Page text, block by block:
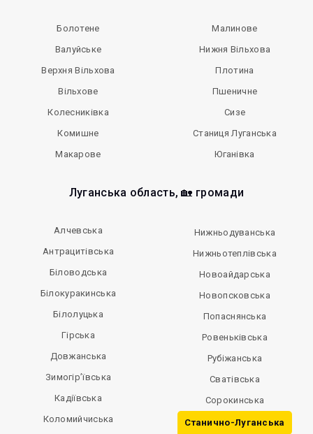
Болотене
Валуйське
Верхня Вільхова
Вільхове
Колесниківка
Комишне
Макарове
Малинове
Нижня Вільхова
Плотина
Пшеничне
Сизе
Станиця Луганська
Юганівка
Луганська область, 🏡 громади
Алчевська
Антрацитівська
Біловодська
Білокуракинська
Білолуцька
Гірська
Довжанська
Зимогір’ївська
Кадіївська
Коломийчиська
Нижньодуванська
Нижньотеплівська
Новоайдарська
Новопсковська
Попаснянська
Ровеньківська
Рубіжанська
Сватівська
Сорокинська
Станично-Луганська